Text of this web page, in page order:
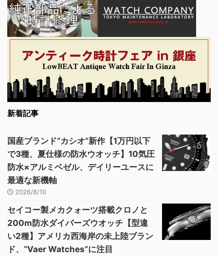
新着記事
国産ブランド“カシオ”新作【1万円以下
で3種、夏仕様の防水ウオッチ】10気圧
防水×アルミベゼル、デイリーユースに
最適な新機軸
2026/8/10
セイコー製メカクォーツ搭載クロノと
200m防水ダイバーズウオッチ【型違
い2種】アメリカ西海岸の未上陸ブラン
ド、“Vaer Watches”に注目